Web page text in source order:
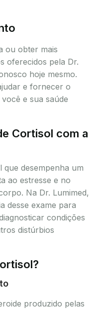
ou obter mais
oferecidos pela Dr.
hoje mesmo.
e fornecer o
e sua saúde
Cortisol com a
desempenha um
ao estresse e no
Na Dr. Lumimed,
desse exame para
condições
distúrbios
produzido pelas